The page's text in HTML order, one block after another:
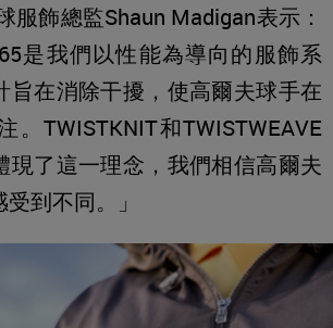
服飾總監Shaun Madigan表示：
是我們以性能為導向的服飾系
旨在消除干擾，使高爾夫球手在
。TWISTKNIT和TWISTWEAVE
現了這一理念，我們相信高爾夫
到不同。」